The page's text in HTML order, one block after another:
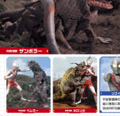
【特別編】トラ
ンスフォーマー
ごー！ごー！
【月イチ更新】
【第6話更新
♡】 わんもあ
トランスフォー
マーごー！ご
ー！【月末更
新】